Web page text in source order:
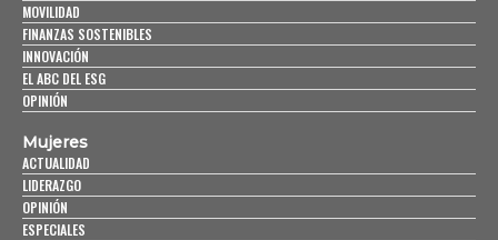
MOVILIDAD
FINANZAS SOSTENIBLES
INNOVACIÓN
EL ABC DEL ESG
OPINIÓN
Mujeres
ACTUALIDAD
LIDERAZGO
OPINIÓN
ESPECIALES